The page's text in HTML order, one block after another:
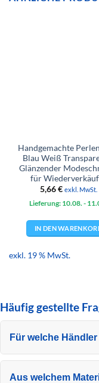
Handgemachte
Blau Weiß
Glänzender
für
5,66€ exkl. MwSt.
Lieferung: 10.08. -
IN DEN
exkl. 19 % MwSt.
Häufig gestellte
Für welche
Aus welchem